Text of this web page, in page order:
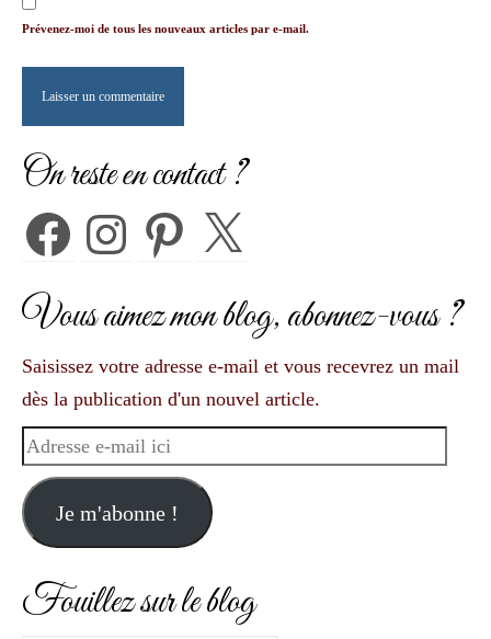
Prévenez-moi de tous les nouveaux articles par e-mail.
On reste en contact ?
FacebookInstagramPinterest X
Vous aimez mon blog, abonnez-vous ?
Saisissez votre adresse e-mail et vous recevrez un mail
dès la publication d'un nouvel article.
Adresse
mail
ici
Je m'abonne !
Fouillez sur le blog